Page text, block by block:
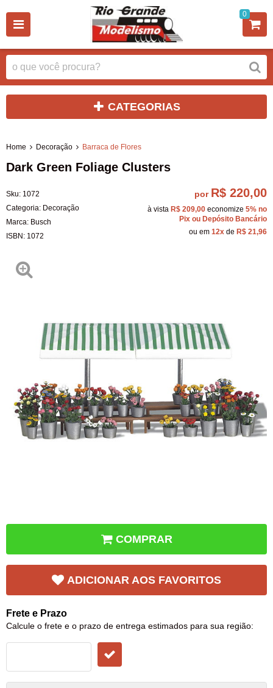
0
CATEGORIAS
Home Decoração Barraca de Flores
Dark Green Foliage Clusters
Sku: 1072
Categoria: Decoração
Marca: Busch
ISBN: 1072
por R$ 220,00
à vista R$ 209,00 economize 5% no
Pix ou Depósito Bancário
ou em 12x de R$ 21,96
COMPRAR
ADICIONAR AOS FAVORITOS
Frete e Prazo
Calcule o frete e o prazo de entrega estimados para sua região: